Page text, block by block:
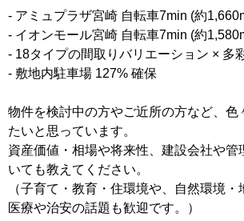
- アミュプラザ宮崎 自転車7min (約
- イオンモール宮崎 自転車7min (約
- 18タイプの間取りバリエーション × 多
- 敷地内駐車場 127% 確保
物件を検討中の方やご近所の方など、色
たいと思っています。
資産価値・相場や将来性、建設会社や管
いても教えてください。
（子育て・教育・住環境や、自然環境
医療や治安の話題も歓迎です。）